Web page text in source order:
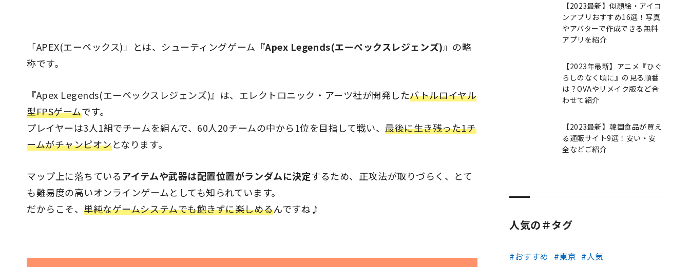
「APEX(エーペックス)」とは、シューティングゲーム 『Apex Legends(エーペックスレジェンズ)』 の略
称です。
『Apex Legends(エーペックスレジェンズ)』は、エレクトロニック・アーツ社が開発したバトルロイヤル
型FPSゲームです。
プレイヤーは3人1組でチームを組んで、60人20チームの中から1位を目指して戦い、最後に生き残った1チ
ームがチャンピオンとなります。
マップ上に落ちているアイテムや武器は配置位置がランダムに決定するため、正攻法が取りづらく、とて
も難易度の高いオンラインゲームとしても知られています。
だからこそ、単純なゲームシステムでも飽きずに楽しめるんですね♪
【2023最新】似顔絵・アイコ
ンアプリおすすめ16選！写真
やアバターで作成できる無料
アプリを紹介
【2023年最新】アニメ『ひぐ
らしのなく頃に』の見る順番
は？OVAやリメイク版など合
わせて紹介
【2023最新】韓国食品が買え
る通販サイト9選！安い・安
全などご紹介
人気の＃タグ
おすすめ 東京
人気